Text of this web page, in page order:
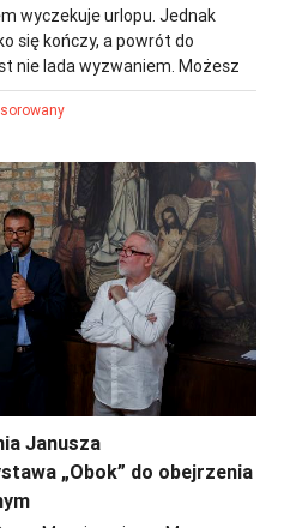
wyczekuje urlopu. Jednak
się kończy, a powrót do
nie lada wyzwaniem. Możesz
z chandrą po wakacjach i wejść
Co Ci w tym pomoże?
Janusza
„Obok” do obejrzenia